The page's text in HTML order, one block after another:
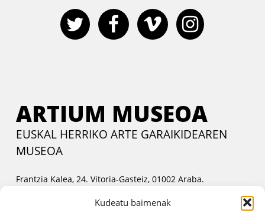
Kudeatu baimenak
ARTIUM MUSEOA
EUSKAL HERRIKO ARTE GARAIKIDEAREN
MUSEOA
Frantzia Kalea, 24. Vitoria-Gasteiz, 01002 Araba.